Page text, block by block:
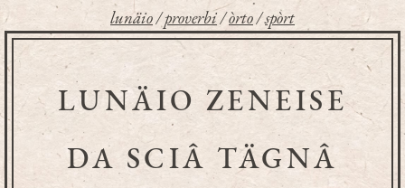
lunäio/proverbi/òrto/spòrt
LUNÄIO ZENEISE
DA SCIÂ TÄGNÂ